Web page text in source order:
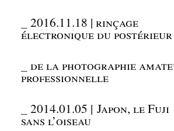
_2016.11.18 | rinçage
électronique du postérieur
_de la photographie
professionnelle
_2014.01.05 | Japon, le Fuji
sans l’oiseau